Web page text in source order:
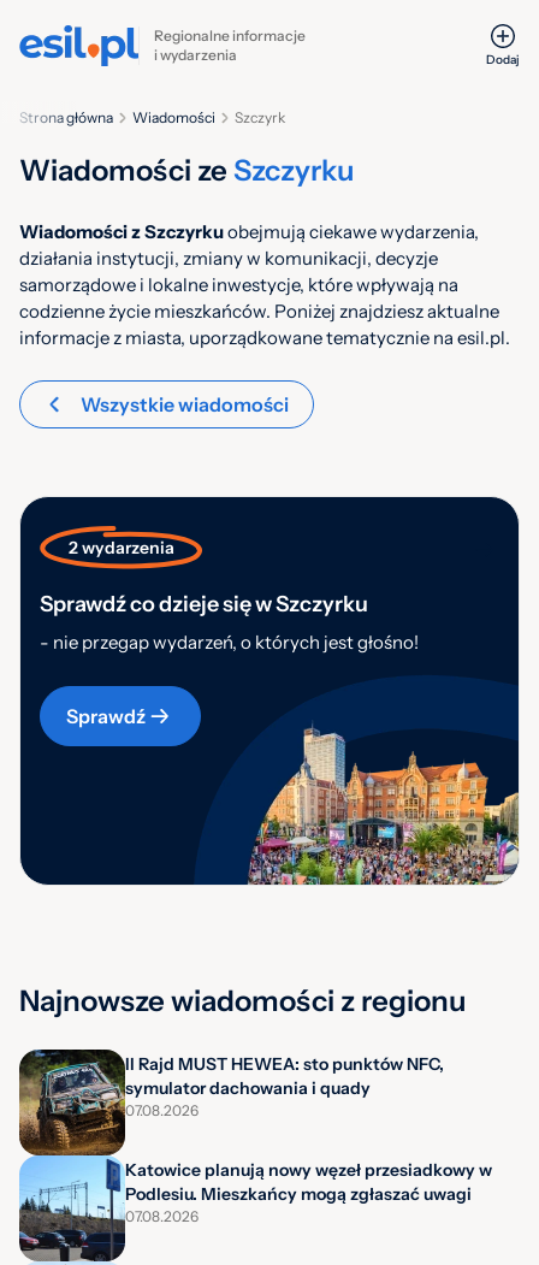
Regionalne informacje
i wydarzenia
Dodaj
Szczyrk
Wiadomości
Strona główna
Wiadomości ze Szczyrku
Wiadomości z Szczyrkuobejmują ciekawe wydarzenia,
działania instytucji, zmiany w komunikacji, decyzje
samorządowe i lokalne inwestycje, które wpływają na
codzienne życie mieszkańców. Poniżej znajdziesz aktualne
informacje z miasta, uporządkowane tematycznie na esil.pl.
Wszystkie wiadomości
2 wydarzenia
Sprawdź co dzieje się w Szczyrku
- nie przegap wydarzeń, o których jest głośno!
Sprawdź
Najnowsze wiadomości z regionu
II Rajd MUST HEWEA: sto punktów NFC,
symulator dachowania i quady
07.08.2026
Katowice planują nowy węzeł przesiadkowy w
Podlesiu. Mieszkańcy mogą zgłaszać uwagi
07.08.2026